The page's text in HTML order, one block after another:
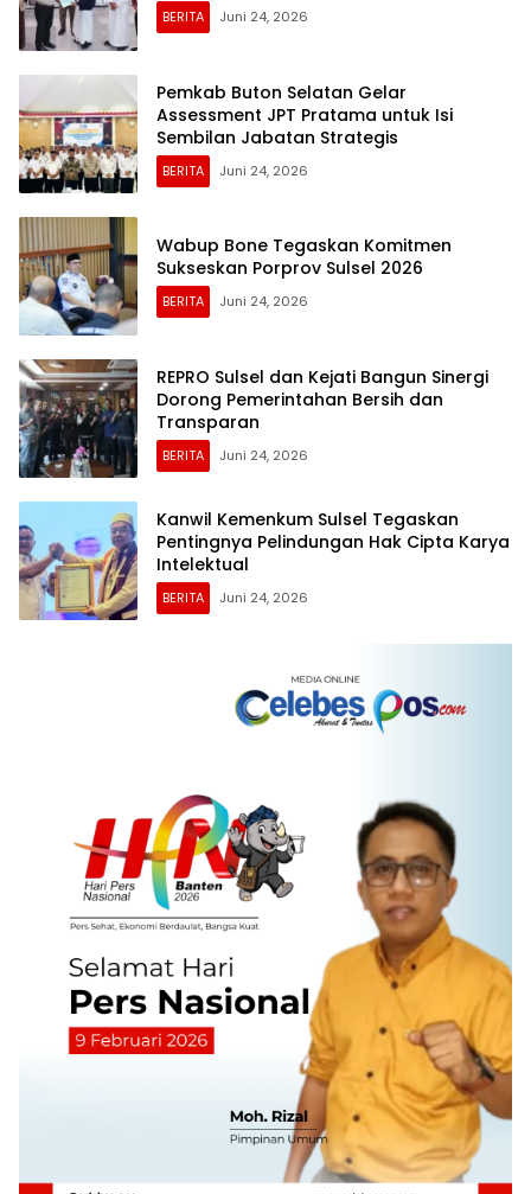
BERITA Juni 24, 2026
Pemkab Buton Selatan Gelar
Assessment JPT Pratama untuk Isi
Sembilan Jabatan Strategis
BERITA Juni 24, 2026
Wabup Bone Tegaskan Komitmen
Sukseskan Porprov Sulsel 2026
BERITA Juni 24, 2026
REPRO Sulsel dan Kejati Bangun Sinergi
Dorong Pemerintahan Bersih dan
Transparan
BERITA Juni 24, 2026
Kanwil Kemenkum Sulsel Tegaskan
Pentingnya Pelindungan Hak Cipta Karya
Intelektual
BERITA Juni 24, 2026